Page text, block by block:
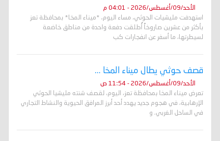
الأحد/09/أغسطس/2026 - 04:01 م
استهدفت مليشيات الحوثي، مساء اليوم، *ميناء المخا* بمحافظة تعز
بأكثر من عشرين صاروخاً أُطلقت دفعة واحدة من مناطق خاضعة
لسيطرتها، ما أسفر عن انفجارات كب
قصف حوثي يطال ميناء المخا ...
الأحد/09/أغسطس/2026 - 11:54 ص
تعرض ميناء المخا بمحافظة تعز، اليوم، لقصف شنته مليشيا الحوثي
الإرهابية، في هجوم جديد يهدد أحد أبرز المرافق الحيوية والنشاط التجاري
في الساحل الغربي. و